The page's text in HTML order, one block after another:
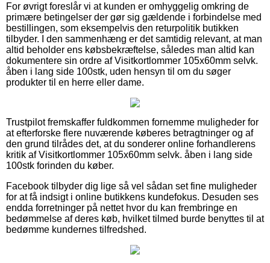
For øvrigt foreslår vi at kunden er omhyggelig omkring de
primære betingelser der gør sig gældende i forbindelse med
bestillingen, som eksempelvis den returpolitik butikken
tilbyder. I den sammenhæng er det samtidig relevant, at man
altid beholder ens købsbekræftelse, således man altid kan
dokumentere sin ordre af Visitkortlommer 105x60mm selvk.
åben i lang side 100stk, uden hensyn til om du søger
produkter til en herre eller dame.
Trustpilot fremskaffer fuldkommen fornemme muligheder for
at efterforske flere nuværende køberes betragtninger og af
den grund tilrådes det, at du sonderer online forhandlerens
kritik af Visitkortlommer 105x60mm selvk. åben i lang side
100stk forinden du køber.
Facebook tilbyder dig lige så vel sådan set fine muligheder
for at få indsigt i online butikkens kundefokus. Desuden ses
endda forretninger på nettet hvor du kan frembringe en
bedømmelse af deres køb, hvilket tilmed burde benyttes til at
bedømme kundernes tilfredshed.